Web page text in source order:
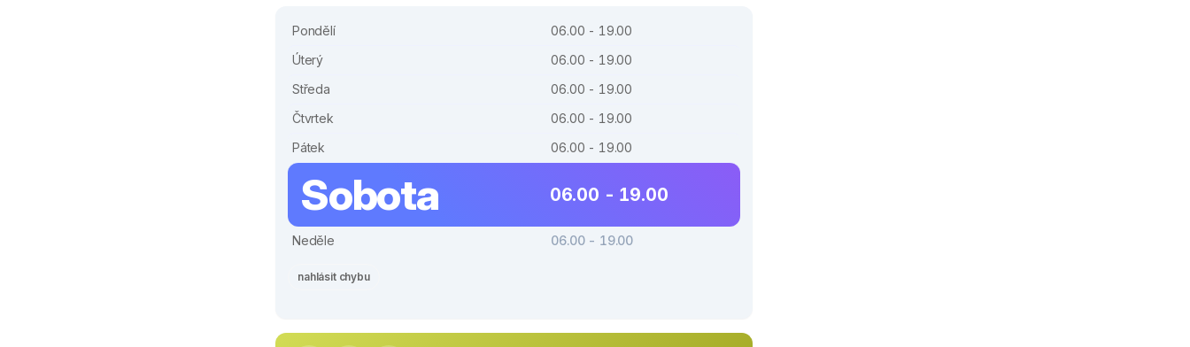
Pondělí
06.00 - 19.00
Úterý
06.00 - 19.00
Středa
06.00 - 19.00
Čtvrtek
06.00 - 19.00
Pátek
06.00 - 19.00
Sobota 06.00 - 19.00
Neděle 06.00 - 19.00
nahlásit chybu